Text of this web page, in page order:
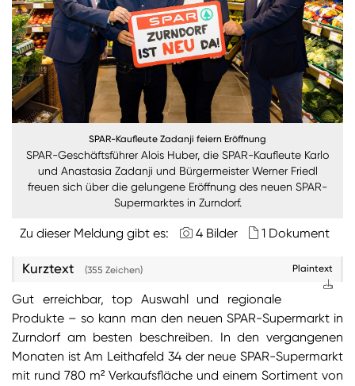
Kärnten
Unternehmen
Nachhaltigkeit
ANMELDEN
Sie wollen unsere aktuellen Medienmitteilungen
automatisch per E-Mail erhalten? Dann tragen Sie
einfach Ihre Daten in unseren Presseverteiler
(Bitte beachten Sie, dass der Presseverteiler
ausschließlich für Medienkontakte und nicht für
Sie wollen Informationen über aktuelle Aktionen,
Produktneuheiten, attraktive Gewinnspiele uvm.
erhalten? Dann melden Sie sich zumSPAR
SPAR-Kaufleute Zadanji feiern Eröffnung
SPAR-Geschäftsführer Alois Huber, die SPAR-Kaufleute Karlo
und Anastasia Zadanji und Bürgermeister Werner Friedl
freuen sich über die gelungene Eröffnung des neuen SPAR-
Supermarktes in Zurndorf.
Zu dieser Meldung gibt es: 4 Bilder 1 Dokument
Kurztext (355 Zeichen) Plaintext
Gut erreichbar, top Auswahl und regionale
Produkte – so kann man den neuen SPAR-Supermarkt in
Zurndorf am besten beschreiben. In den vergangenen
Monaten ist Am Leithafeld 34 der neue SPAR-Supermarkt
mit rund 780 m² Verkaufsfläche und einem Sortiment von